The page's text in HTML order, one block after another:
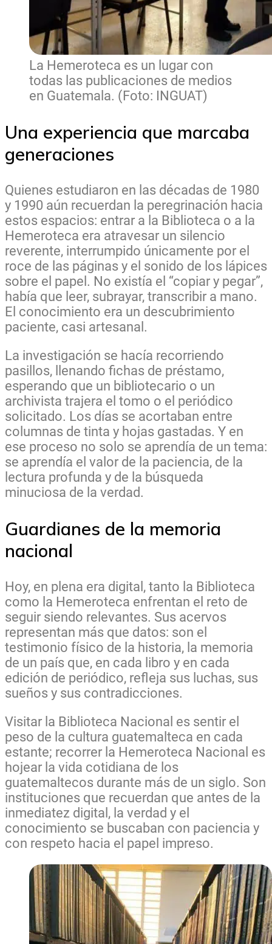
La Hemeroteca es un lugar con
todas las publicaciones de medios
en Guatemala. (Foto: INGUAT)
Una experiencia que marcaba
generaciones
Quienes estudiaron en las décadas de 1980
y 1990 aún recuerdan la peregrinación hacia
estos espacios: entrar a la Biblioteca o a la
Hemeroteca era atravesar un silencio
reverente, interrumpido únicamente por el
roce de las páginas y el sonido de los lápices
sobre el papel. No existía el “copiar y pegar”,
había que leer, subrayar, transcribir a mano.
El conocimiento era un descubrimiento
paciente, casi artesanal.
La investigación se hacía recorriendo
pasillos, llenando fichas de préstamo,
esperando que un bibliotecario o un
archivista trajera el tomo o el periódico
solicitado. Los días se acortaban entre
columnas de tinta y hojas gastadas. Y en
ese proceso no solo se aprendía de un tema:
se aprendía el valor de la paciencia, de la
lectura profunda y de la búsqueda
minuciosa de la verdad.
Guardianes de la memoria
nacional
Hoy, en plena era digital, tanto la Biblioteca
como la Hemeroteca enfrentan el reto de
seguir siendo relevantes. Sus acervos
representan más que datos: son el
testimonio físico de la historia, la memoria
de un país que, en cada libro y en cada
edición de periódico, refleja sus luchas, sus
sueños y sus contradicciones.
Visitar la Biblioteca Nacional es sentir el
peso de la cultura guatemalteca en cada
estante; recorrer la Hemeroteca Nacional es
hojear la vida cotidiana de los
guatemaltecos durante más de un siglo. Son
instituciones que recuerdan que antes de la
inmediatez digital, la verdad y el
conocimiento se buscaban con paciencia y
con respeto hacia el papel impreso.